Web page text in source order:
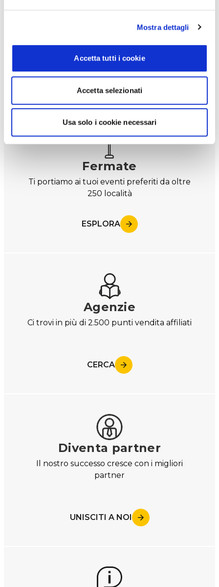
Mostra dettagli
Accetta tutti i cookie
Accetta selezionati
Usa solo i cookie necessari
Scopri come contribuiamo al
Fermate
Ti portiamo ai tuoi eventi preferiti da oltre
250 località
ESPLORA
Agenzie
Ci trovi in più di 2.500 punti vendita affiliati
CERCA
Diventa partner
Il nostro successo cresce con i migliori
partner
UNISCITI A NOI